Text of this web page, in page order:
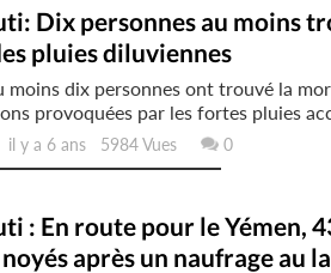
Dix personnes au moins
pluies diluviennes
moins dix personnes ont trouvé la
provoquées par les fortes pluies
il y a 6 ans 5984 Vues 0
: En route pour le Yémen,
après un naufrage au